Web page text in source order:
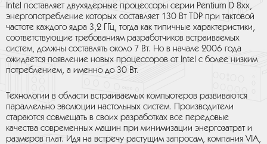
Intel поставляет двухядерные процессоры серии Pentium D 8хх,
энергопотребление которых составляет 130 Вт TDP при тактовой
частоте каждого ядра 3,2 ГГц, тогда как типичные характеристики,
соответствующие требованиям разработчиков встраиваемых
систем, должны составлять около 7 Вт. Но в начале 2006 года
ожидается появление новых процессоров от Intel с более низким
потреблением, а именно до 30 Вт.
Технологии в области встраиваемых компьютеров развиваются
параллельно эволюции настольных систем. Производители
стараются совмещать в своих разработках все передовые
качества современных машин при минимизации энергозатрат и
размеров плат. Идя на встречу растущим запросам, компания VIA,